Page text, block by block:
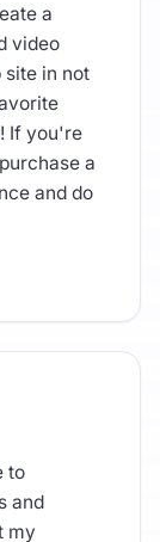
a
video
site in not
If you're
a
and do
to
and
my